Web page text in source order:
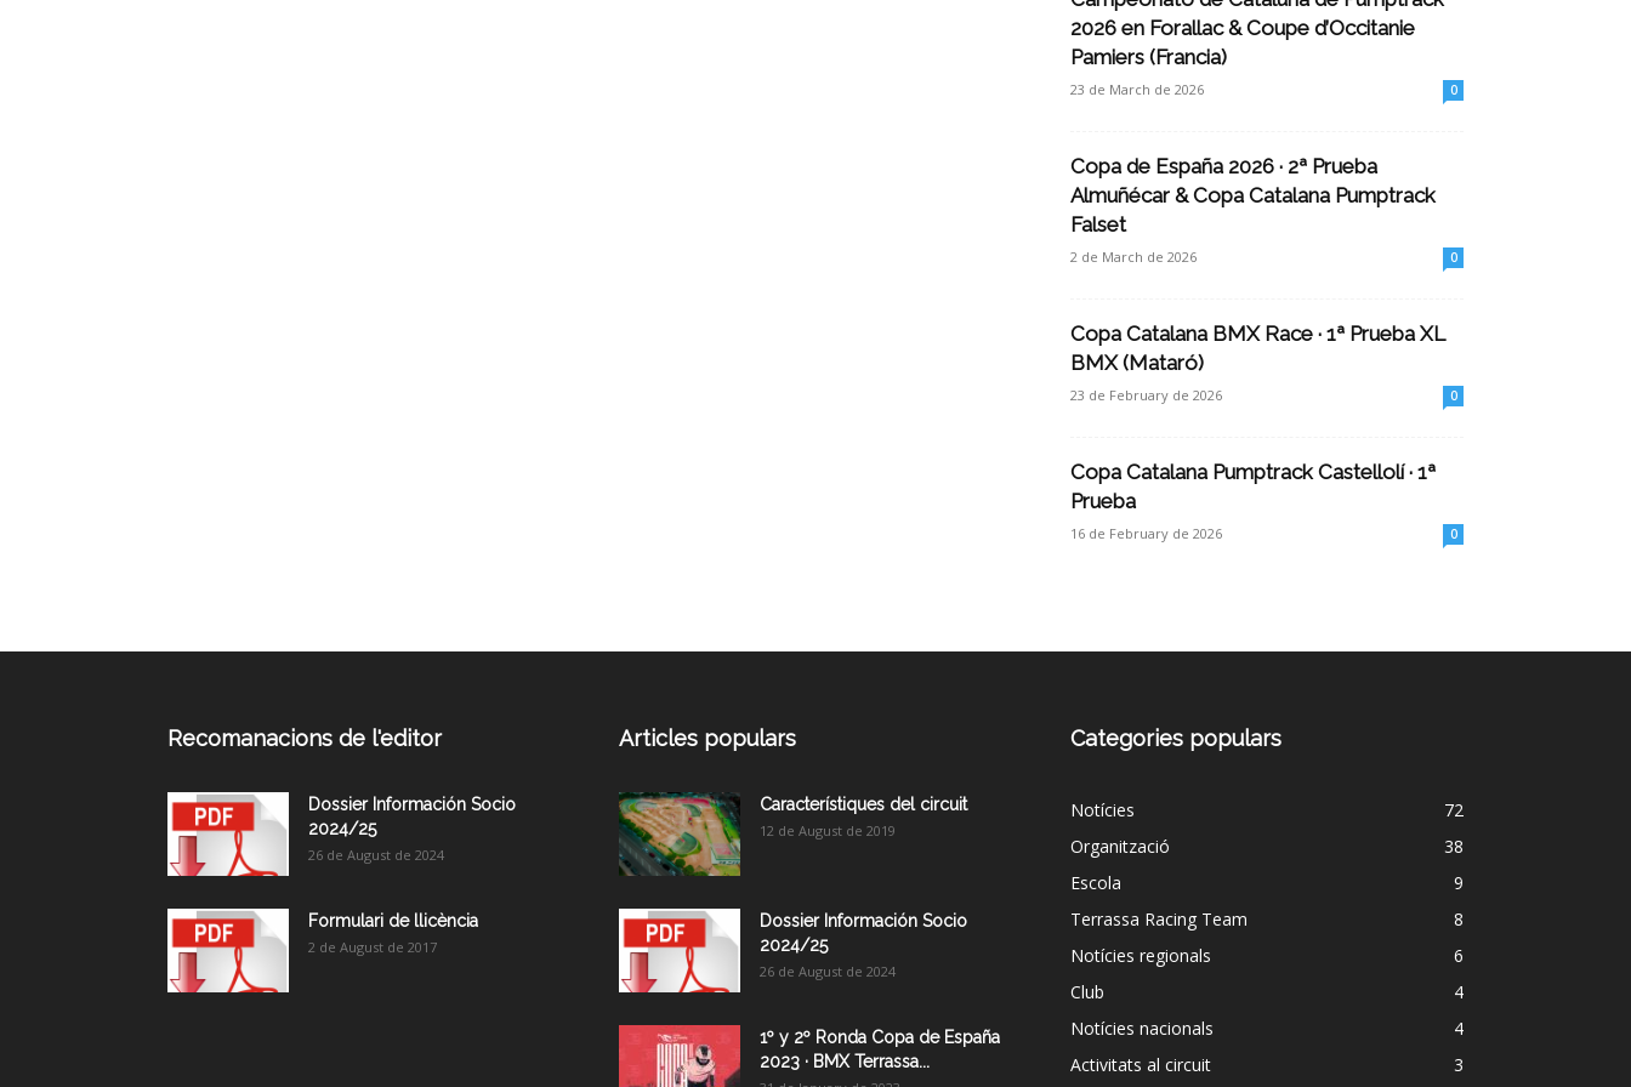
2026 en Forallac & Coupe d’Occitanie
Pamiers (Francia)
23 de March de 2026 0
Copa de España 2026 · 2ª Prueba
Almuñécar & Copa Catalana Pumptrack
Falset
2 de March de 2026 0
Copa Catalana BMX Race · 1ª Prueba XL
BMX (Mataró)
23 de February de 2026 0
Copa Catalana Pumptrack Castellolí · 1ª
Prueba
16 de February de 2026 0
Recomanacions de l'editor
Dossier Información Socio
2024/25
26 de August de 2024
Formulari de llicència
2 de August de 2017
Articles populars
Característiques del circuit
12 de August de 2019
Dossier Información Socio
2024/25
26 de August de 2024
1º y 2º Ronda Copa de España
2023 · BMX Terrassa...
Categories populars
Notícies
72
Organització
38
Escola
9
Terrassa Racing Team
8
Notícies regionals
6
Club
4
Notícies nacionals
4
Activitats al circuit
3